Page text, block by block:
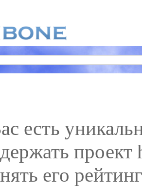
есть
его